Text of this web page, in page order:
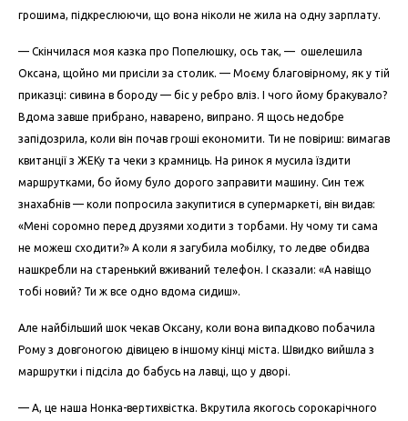
грошима, підкреслюючи, що вона ніколи не жила на одну зарплату.
— Скінчилася моя казка про Попелюшку, ось так, — ошелешила
Оксана, щойно ми присіли за столик. — Моєму благовірному, як у тій
приказці: сивина в бороду — біс у ребро вліз. І чого йому бракувало?
Вдома завше прибрано, наварено, випрано. Я щось недобре
запідозрила, коли він почав гроші економити. Ти не повіриш: вимагав
квитанції з ЖЕКу та чеки з крамниць. На ринок я мусила їздити
маршрутками, бо йому було дорого заправити машину. Син теж
знахабнів — коли попросила закупитися в супермаркеті, він видав:
«Мені соромно перед друзями ходити з торбами. Ну чому ти сама
не можеш сходити?» А коли я загубила мобілку, то ледве обидва
нашкребли на старенький вживаний телефон. І сказали: «А навіщо
тобі новий? Ти ж все одно вдома сидиш».
Але найбільший шок чекав Оксану, коли вона випадково побачила
Рому з довгоногою дівицею в іншому кінці міста. Швидко вийшла з
маршрутки і підсіла до бабусь на лавці, що у дворі.
— А, це наша Нонка-вертихвістка. Вкрутила якогось сорокарічного